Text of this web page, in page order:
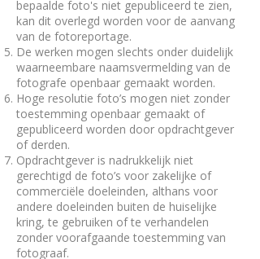
bepaalde foto's niet gepubliceerd te zien,
kan dit overlegd worden voor de aanvang
van de fotoreportage.
De werken mogen slechts onder duidelijk
waarneembare naamsvermelding van de
fotografe openbaar gemaakt worden.
Hoge resolutie foto’s mogen niet zonder
toestemming openbaar gemaakt of
gepubliceerd worden door opdrachtgever
of derden.
Opdrachtgever is nadrukkelijk niet
gerechtigd de foto’s voor zakelijke of
commerciële doeleinden, althans voor
andere doeleinden buiten de huiselijke
kring, te gebruiken of te verhandelen
zonder voorafgaande toestemming van
fotograaf.